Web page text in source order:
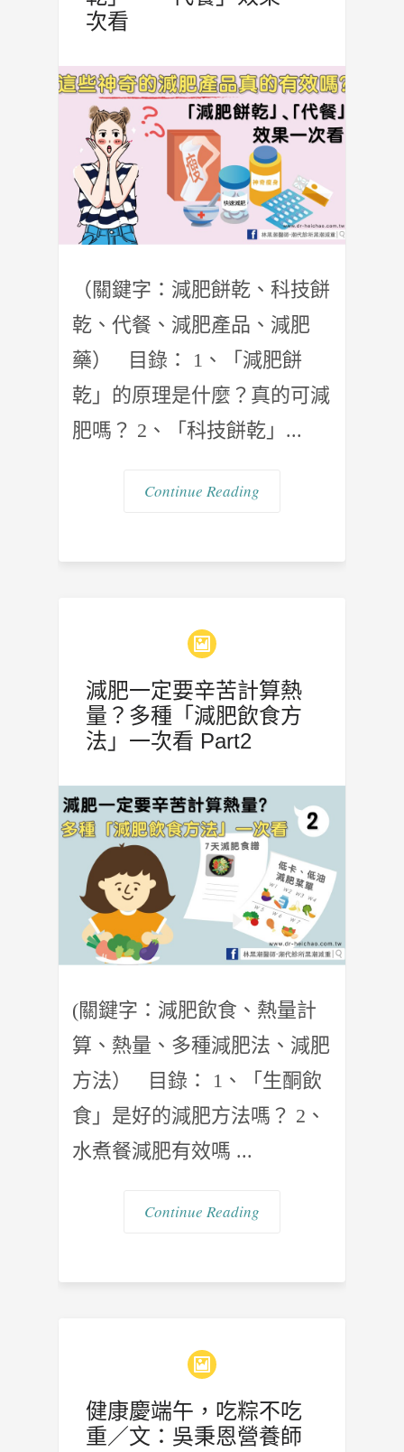
次看
（關鍵字：減肥餅乾、科技餅
乾、代餐、減肥產品、減肥
藥） 目錄： 1、「減肥餅
乾」的原理是什麼？真的可減
肥嗎？ 2、「科技餅乾」...
Continue Reading
減肥一定要辛苦計算熱
量？多種「減肥飲食方
法」一次看 Part2
(關鍵字：減肥飲食、熱量計
算、熱量、多種減肥法、減肥
方法） 目錄： 1、「生酮飲
食」是好的減肥方法嗎？ 2、
水煮餐減肥有效嗎 ...
Continue Reading
健康慶端午，吃粽不吃
重／文：吳秉恩營養師